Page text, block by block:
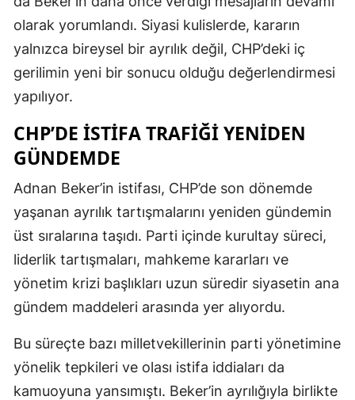
olarak yorumlandı. Siyasi kulislerde, kararın
yalnızca bireysel bir ayrılık değil, CHP’deki iç
gerilimin yeni bir sonucu olduğu değerlendirmesi
yapılıyor.
CHP’DE İSTIFA TRAFIĞI YENIDEN
GÜNDEMDE
Adnan Beker’in istifası, CHP’de son dönemde
yaşanan ayrılık tartışmalarını yeniden gündemin
üst sıralarına taşıdı. Parti içinde kurultay süreci,
liderlik tartışmaları, mahkeme kararları ve
yönetim krizi başlıkları uzun süredir siyasetin ana
gündem maddeleri arasında yer alıyordu.
Bu süreçte bazı milletvekillerinin parti yönetimine
yönelik tepkileri ve olası istifa iddiaları da
kamuoyuna yansımıştı. Beker’in ayrılığıyla birlikte